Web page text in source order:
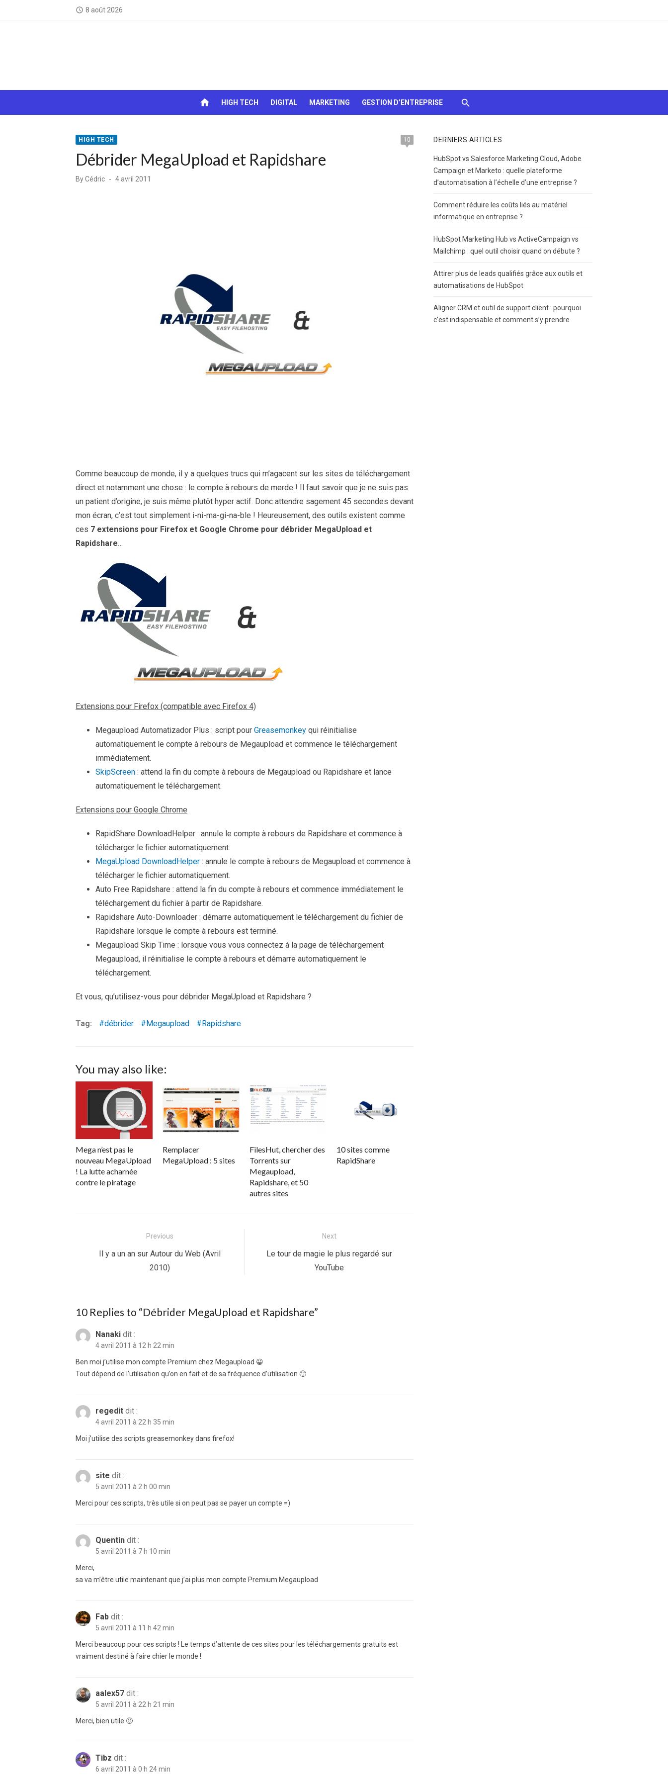
access_time 8 août 2026
chocolats…
home HIGH TECH DIGITAL MARKETING GESTION D’ENTREPRISE
HIGH TECH 10
Débrider MegaUpload et Rapidshare
ByCédric
Posted
4 avril 2011
Comme beaucoup de monde, il y a quelques trucs qui m’agacent sur les sites de téléchargement
direct et notamment une chose : le compte à rebours de merde ! Il faut savoir que je ne suis pas
un patient d’origine, je suis même plutôt hyper actif. Donc attendre sagement 45 secondes devant
mon écran, c’est tout simplement i-ni-ma-gi-na-ble ! Heureusement, des outils existent comme
ces 7 extensions pour Firefox et Google Chrome pour débrider MegaUpload et
Rapidshare…
Extensions pour Firefox (compatible avec Firefox 4)
Megaupload Automatizador Plus : script pour Greasemonkey qui réinitialise
automatiquement le compte à rebours de Megaupload et commence le téléchargement
immédiatement.
SkipScreen : attend la fin du compte à rebours de Megaupload ou Rapidshare et lance
automatiquement le téléchargement.
Extensions pour Google Chrome
RapidShare DownloadHelper : annule le compte à rebours de Rapidshare et commence à
télécharger le fichier automatiquement.
MegaUpload DownloadHelper : annule le compte à rebours de Megaupload et commence à
télécharger le fichier automatiquement.
Auto Free Rapidshare : attend la fin du compte à rebours et commence immédiatement le
téléchargement du fichier à partir de Rapidshare.
Rapidshare Auto-Downloader : démarre automatiquement le téléchargement du fichier de
Rapidshare lorsque le compte à rebours est terminé.
Megaupload Skip Time : lorsque vous vous connectez à la page de téléchargement
Megaupload, il réinitialise le compte à rebours et démarre automatiquement le
téléchargement.
Et vous, qu’utilisez-vous pour débrider MegaUpload et Rapidshare ?
Tag: débrider Megaupload Rapidshare
You may also like:
Mega n’est pas le
nouveau MegaUpload
! La lutte acharnée
contre le piratage
Remplacer
MegaUpload : 5 sites
FilesHut, chercher des
Torrents sur
Megaupload,
Rapidshare, et 50
autres sites
10 sites comme
RapidShare
Previous
Previous
Il y a un an sur Autour du Web (Avril
2010)
Next
Next
Le tour de magie le plus regardé sur
YouTube
10 Replies to “Débrider MegaUpload et Rapidshare”
Nanaki dit :
4 avril 2011 à 12 h 22 min
Ben moi j’utilise mon compte Premium chez Megaupload 😀
Tout dépend de l’utilisation qu’on en fait et de sa fréquence d’utilisation 🙂
regedit dit :
4 avril 2011 à 22 h 35 min
Moi j’utilise des scripts greasemonkey dans firefox!
site dit :
5 avril 2011 à 2 h 00 min
Merci pour ces scripts, très utile si on peut pas se payer un compte =)
Quentin dit :
5 avril 2011 à 7 h 10 min
Merci,
sa va m’être utile maintenant que j’ai plus mon compte Premium Megaupload
Fab dit :
5 avril 2011 à 11 h 42 min
Merci beaucoup pour ces scripts ! Le temps d’attente de ces sites pour les téléchargements gratuits est
vraiment destiné à faire chier le monde !
aalex57 dit :
5 avril 2011 à 22 h 21 min
Merci, bien utile 🙂
Tibz dit :
6 avril 2011 à 0 h 24 min
DERNIERS ARTICLES
HubSpot vs Salesforce Marketing Cloud, Adobe
Campaign et Marketo : quelle plateforme
d’automatisation à l’échelle d’une entreprise ?
Comment réduire les coûts liés au matériel
informatique en entreprise ?
HubSpot Marketing Hub vs ActiveCampaign vs
Mailchimp : quel outil choisir quand on débute ?
Attirer plus de leads qualifiés grâce aux outils et
automatisations de HubSpot
Aligner CRM et outil de support client : pourquoi
c’est indispensable et comment s’y prendre